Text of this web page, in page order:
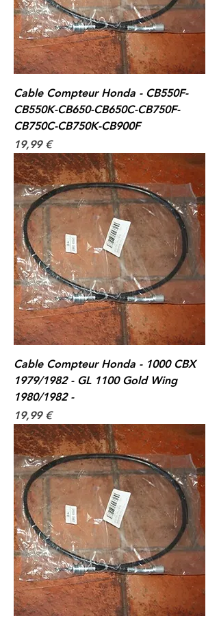
Cable Compteur Honda - CB550F-
CB550K-CB650-CB650C-CB750F-
CB750C-CB750K-CB900F
Prix
19,99 €
Cable Compteur Honda - 1000 CBX
1979/1982 - GL 1100 Gold Wing
1980/1982 -
Prix
19,99 €